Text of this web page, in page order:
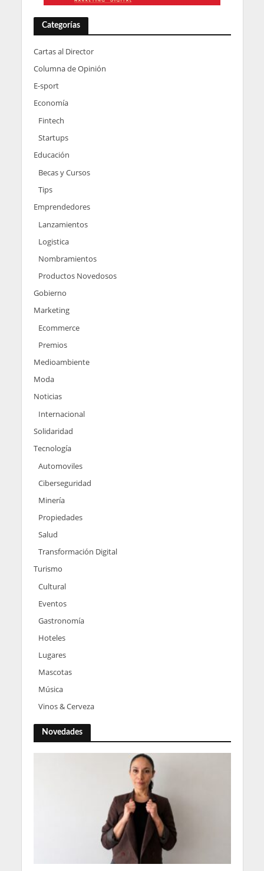
Categorías
Cartas al Director
Columna de Opinión
E-sport
Economía
Fintech
Startups
Educación
Becas y Cursos
Tips
Emprendedores
Lanzamientos
Logistica
Nombramientos
Productos Novedosos
Gobierno
Marketing
Ecommerce
Premios
Medioambiente
Moda
Noticias
Internacional
Solidaridad
Tecnología
Automoviles
Ciberseguridad
Minería
Propiedades
Salud
Transformación Digital
Turismo
Cultural
Eventos
Gastronomía
Hoteles
Lugares
Mascotas
Música
Vinos & Cerveza
Novedades